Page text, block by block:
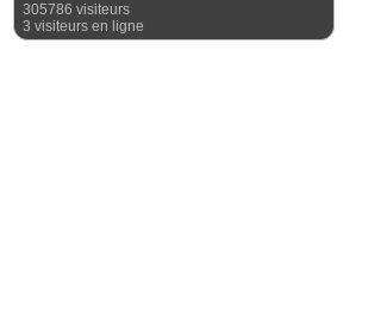
305786 visiteurs
3 visiteurs en ligne